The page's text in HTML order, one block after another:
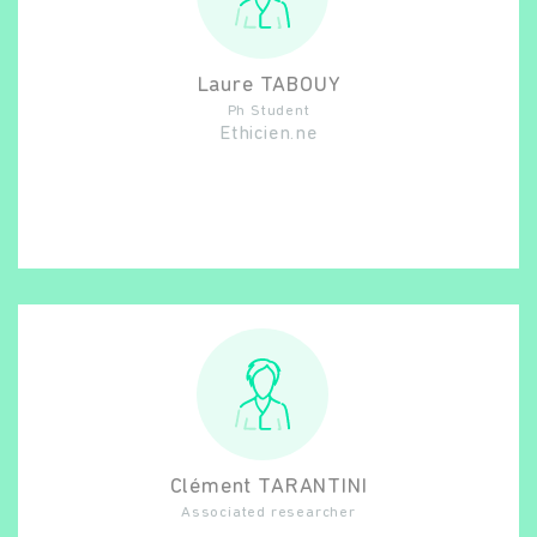
Laure TABOUY
Ph Student
Ethicien.ne
Clément TARANTINI
Associated researcher